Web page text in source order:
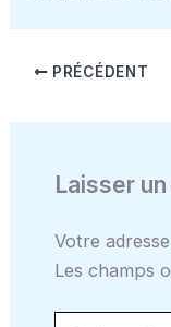
PRÉCÉDENT
Laisser
Votre
Les champs